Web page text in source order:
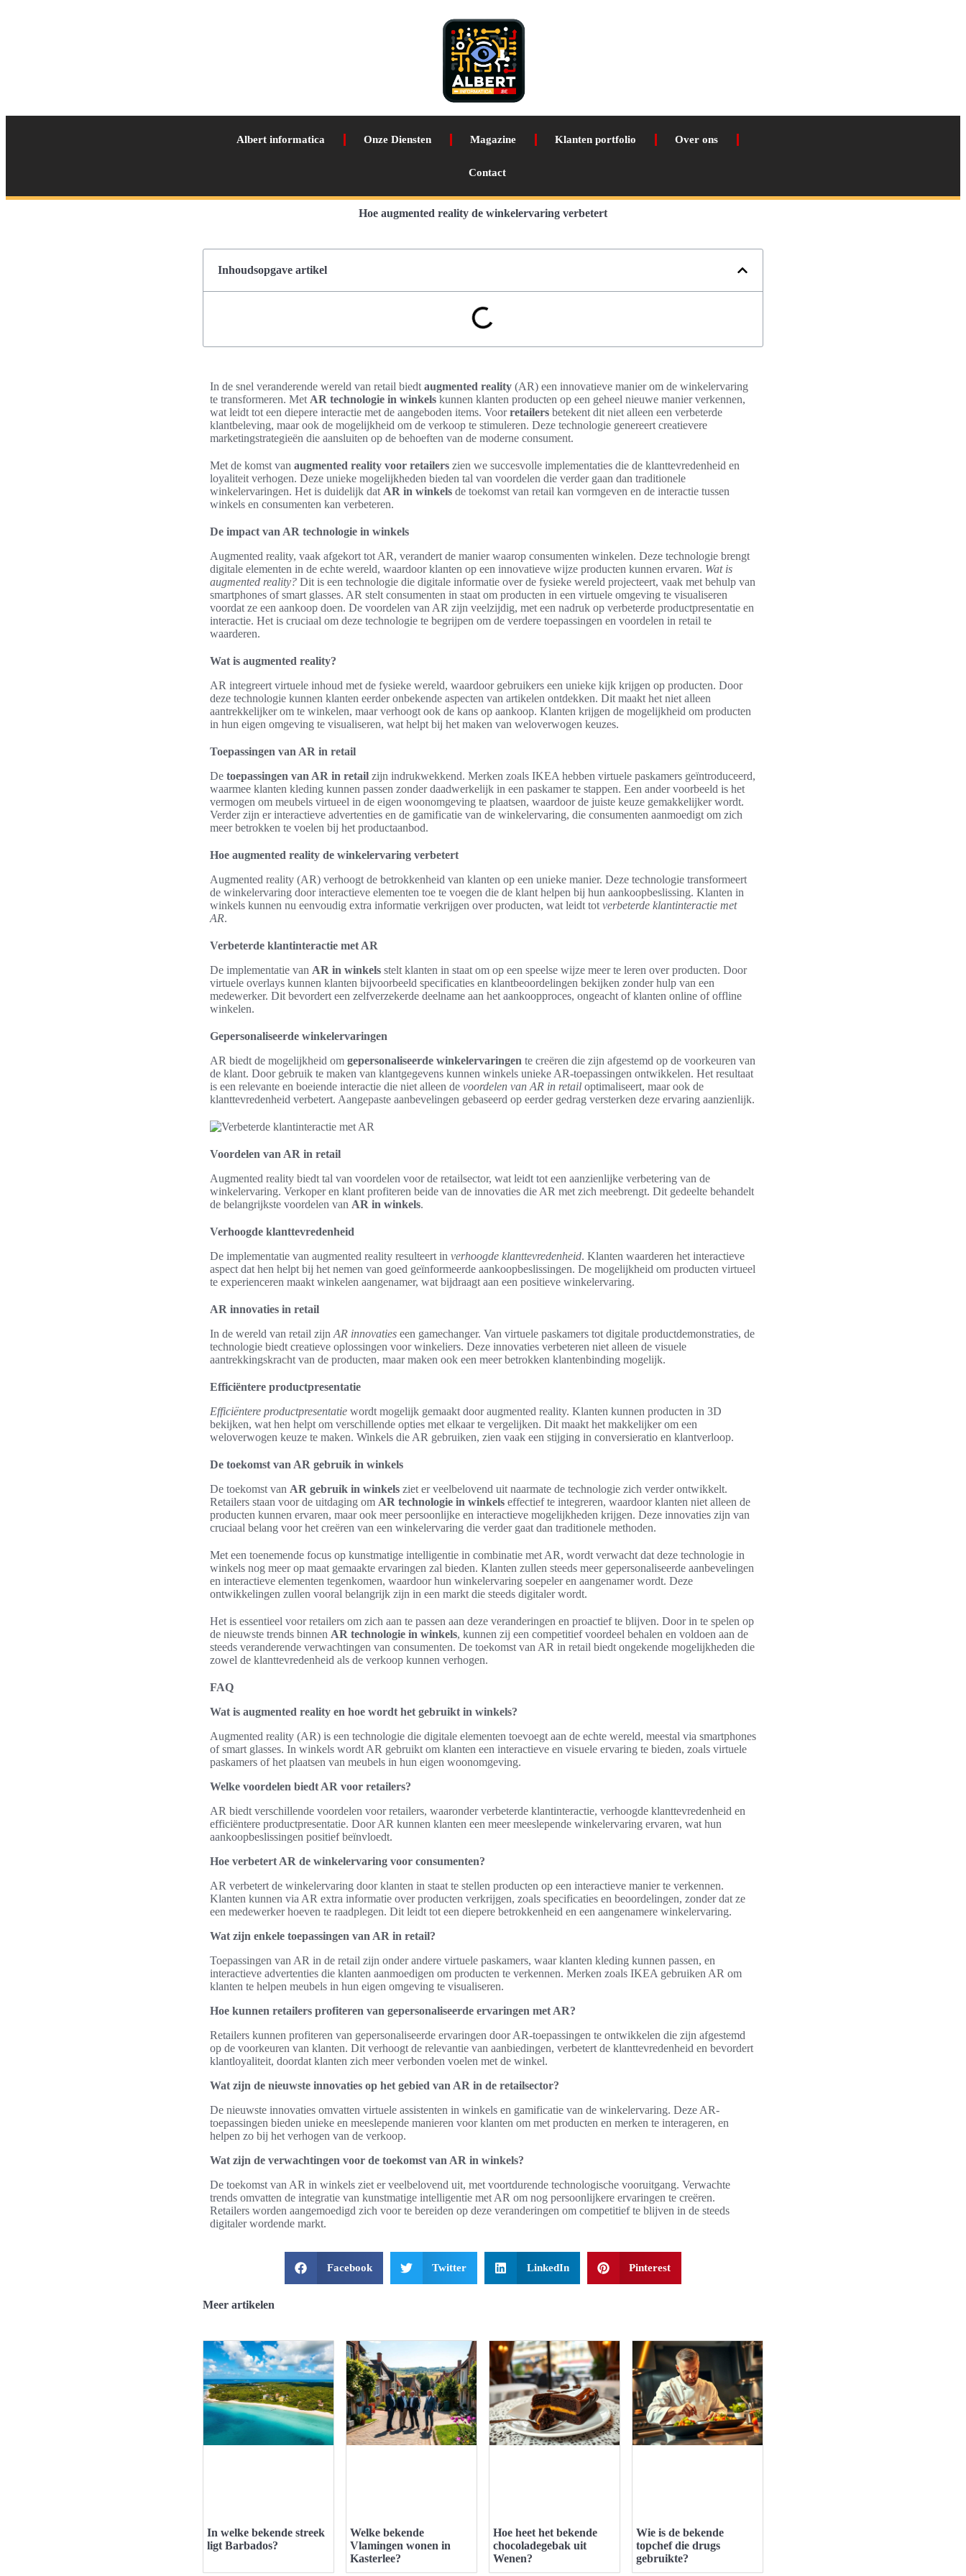
Albert informatica Onze Diensten Magazine Klanten portfolio Over ons
Contact
Hoe augmented reality de winkelervaring verbetert
Inhoudsopgave artikel
In de snel veranderende wereld van retail biedt augmented reality (AR) een innovatieve manier om de winkelervaring
te transformeren. Met AR technologie in winkels kunnen klanten producten op een geheel nieuwe manier verkennen,
wat leidt tot een diepere interactie met de aangeboden items. Voorretailers betekent dit niet alleen een verbeterde
klantbeleving, maar ook de mogelijkheid om de verkoop te stimuleren. Deze technologie genereert creatievere
marketingstrategieën die aansluiten op de behoeften van de moderne consument.
Met de komst van augmented reality voor retailers zien we succesvolle implementaties die de klanttevredenheid en
loyaliteit verhogen. Deze unieke mogelijkheden bieden tal van voordelen die verder gaan dan traditionele
winkelervaringen. Het is duidelijk dat AR in winkels de toekomst van retail kan vormgeven en de interactie tussen
winkels en consumenten kan verbeteren.
De impact van AR technologie in winkels
Augmented reality, vaak afgekort tot AR, verandert de manier waarop consumenten winkelen. Deze technologie brengt
digitale elementen in de echte wereld, waardoor klanten op een innovatieve wijze producten kunnen ervaren. Wat is
augmented reality? Dit is een technologie die digitale informatie over de fysieke wereld projecteert, vaak met behulp van
smartphones of smart glasses. AR stelt consumenten in staat om producten in een virtuele omgeving te visualiseren
voordat ze een aankoop doen. De voordelen van AR zijn veelzijdig, met een nadruk op verbeterde productpresentatie en
interactie. Het is cruciaal om deze technologie te begrijpen om de verdere toepassingen en voordelen in retail te
waarderen.
Wat is augmented reality?
AR integreert virtuele inhoud met de fysieke wereld, waardoor gebruikers een unieke kijk krijgen op producten. Door
deze technologie kunnen klanten eerder onbekende aspecten van artikelen ontdekken. Dit maakt het niet alleen
aantrekkelijker om te winkelen, maar verhoogt ook de kans op aankoop. Klanten krijgen de mogelijkheid om producten
in hun eigen omgeving te visualiseren, wat helpt bij het maken van weloverwogen keuzes.
Toepassingen van AR in retail
De toepassingen van AR in retail zijn indrukwekkend. Merken zoals IKEA hebben virtuele paskamers geïntroduceerd,
waarmee klanten kleding kunnen passen zonder daadwerkelijk in een paskamer te stappen. Een ander voorbeeld is het
vermogen om meubels virtueel in de eigen woonomgeving te plaatsen, waardoor de juiste keuze gemakkelijker wordt.
Verder zijn er interactieve advertenties en de gamificatie van de winkelervaring, die consumenten aanmoedigt om zich
meer betrokken te voelen bij het productaanbod.
Hoe augmented reality de winkelervaring verbetert
Augmented reality (AR) verhoogt de betrokkenheid van klanten op een unieke manier. Deze technologie transformeert
de winkelervaring door interactieve elementen toe te voegen die de klant helpen bij hun aankoopbeslissing. Klanten in
winkels kunnen nu eenvoudig extra informatie verkrijgen over producten, wat leidt tot verbeterde klantinteractie met
AR.
Verbeterde klantinteractie met AR
De implementatie van AR in winkels stelt klanten in staat om op een speelse wijze meer te leren over producten. Door
virtuele overlays kunnen klanten bijvoorbeeld specificaties en klantbeoordelingen bekijken zonder hulp van een
medewerker. Dit bevordert een zelfverzekerde deelname aan het aankoopproces, ongeacht of klanten online of offline
winkelen.
Gepersonaliseerde winkelervaringen
AR biedt de mogelijkheid om gepersonaliseerde winkelervaringen te creëren die zijn afgestemd op de voorkeuren van
de klant. Door gebruik te maken van klantgegevens kunnen winkels unieke AR-toepassingen ontwikkelen. Het resultaat
is een relevante en boeiende interactie die niet alleen de voordelen van AR in retail optimaliseert, maar ook de
klanttevredenheid verbetert. Aangepaste aanbevelingen gebaseerd op eerder gedrag versterken deze ervaring aanzienlijk.
Voordelen van AR in retail
Augmented reality biedt tal van voordelen voor de retailsector, wat leidt tot een aanzienlijke verbetering van de
winkelervaring. Verkoper en klant profiteren beide van de innovaties die AR met zich meebrengt. Dit gedeelte behandelt
de belangrijkste voordelen van AR in winkels.
Verhoogde klanttevredenheid
De implementatie van augmented reality resulteert in verhoogde klanttevredenheid. Klanten waarderen het interactieve
aspect dat hen helpt bij het nemen van goed geïnformeerde aankoopbeslissingen. De mogelijkheid om producten virtueel
te experienceren maakt winkelen aangenamer, wat bijdraagt aan een positieve winkelervaring.
AR innovaties in retail
In de wereld van retail zijn AR innovaties een gamechanger. Van virtuele paskamers tot digitale productdemonstraties, de
technologie biedt creatieve oplossingen voor winkeliers. Deze innovaties verbeteren niet alleen de visuele
aantrekkingskracht van de producten, maar maken ook een meer betrokken klantenbinding mogelijk.
Efficiëntere productpresentatie
Efficiëntere productpresentatie wordt mogelijk gemaakt door augmented reality. Klanten kunnen producten in 3D
bekijken, wat hen helpt om verschillende opties met elkaar te vergelijken. Dit maakt het makkelijker om een
weloverwogen keuze te maken. Winkels die AR gebruiken, zien vaak een stijging in conversieratio en klantverloop.
De toekomst van AR gebruik in winkels
De toekomst van AR gebruik in winkels ziet er veelbelovend uit naarmate de technologie zich verder ontwikkelt.
Retailers staan voor de uitdaging om AR technologie in winkels effectief te integreren, waardoor klanten niet alleen de
producten kunnen ervaren, maar ook meer persoonlijke en interactieve mogelijkheden krijgen. Deze innovaties zijn van
cruciaal belang voor het creëren van een winkelervaring die verder gaat dan traditionele methoden.
Met een toenemende focus op kunstmatige intelligentie in combinatie met AR, wordt verwacht dat deze technologie in
winkels nog meer op maat gemaakte ervaringen zal bieden. Klanten zullen steeds meer gepersonaliseerde aanbevelingen
en interactieve elementen tegenkomen, waardoor hun winkelervaring soepeler en aangenamer wordt. Deze
ontwikkelingen zullen vooral belangrijk zijn in een markt die steeds digitaler wordt.
Het is essentieel voor retailers om zich aan te passen aan deze veranderingen en proactief te blijven. Door in te spelen op
de nieuwste trends binnen AR technologie in winkels, kunnen zij een competitief voordeel behalen en voldoen aan de
steeds veranderende verwachtingen van consumenten. De toekomst van AR in retail biedt ongekende mogelijkheden die
zowel de klanttevredenheid als de verkoop kunnen verhogen.
FAQ
Wat is augmented reality en hoe wordt het gebruikt in winkels?
Augmented reality (AR) is een technologie die digitale elementen toevoegt aan de echte wereld, meestal via smartphones
of smart glasses. In winkels wordt AR gebruikt om klanten een interactieve en visuele ervaring te bieden, zoals virtuele
paskamers of het plaatsen van meubels in hun eigen woonomgeving.
Welke voordelen biedt AR voor retailers?
AR biedt verschillende voordelen voor retailers, waaronder verbeterde klantinteractie, verhoogde klanttevredenheid en
efficiëntere productpresentatie. Door AR kunnen klanten een meer meeslepende winkelervaring ervaren, wat hun
aankoopbeslissingen positief beïnvloedt.
Hoe verbetert AR de winkelervaring voor consumenten?
AR verbetert de winkelervaring door klanten in staat te stellen producten op een interactieve manier te verkennen.
Klanten kunnen via AR extra informatie over producten verkrijgen, zoals specificaties en beoordelingen, zonder dat ze
een medewerker hoeven te raadplegen. Dit leidt tot een diepere betrokkenheid en een aangenamere winkelervaring.
Wat zijn enkele toepassingen van AR in retail?
Toepassingen van AR in de retail zijn onder andere virtuele paskamers, waar klanten kleding kunnen passen, en
interactieve advertenties die klanten aanmoedigen om producten te verkennen. Merken zoals IKEA gebruiken AR om
klanten te helpen meubels in hun eigen omgeving te visualiseren.
Hoe kunnen retailers profiteren van gepersonaliseerde ervaringen met AR?
Retailers kunnen profiteren van gepersonaliseerde ervaringen door AR-toepassingen te ontwikkelen die zijn afgestemd
op de voorkeuren van klanten. Dit verhoogt de relevantie van aanbiedingen, verbetert de klanttevredenheid en bevordert
klantloyaliteit, doordat klanten zich meer verbonden voelen met de winkel.
Wat zijn de nieuwste innovaties op het gebied van AR in de retailsector?
De nieuwste innovaties omvatten virtuele assistenten in winkels en gamificatie van de winkelervaring. Deze AR-
toepassingen bieden unieke en meeslepende manieren voor klanten om met producten en merken te interageren, en
helpen zo bij het verhogen van de verkoop.
Wat zijn de verwachtingen voor de toekomst van AR in winkels?
De toekomst van AR in winkels ziet er veelbelovend uit, met voortdurende technologische vooruitgang. Verwachte
trends omvatten de integratie van kunstmatige intelligentie met AR om nog persoonlijkere ervaringen te creëren.
Retailers worden aangemoedigd zich voor te bereiden op deze veranderingen om competitief te blijven in de steeds
digitaler wordende markt.
Facebook Twitter LinkedIn Pinterest
Meer artikelen
In welke bekende streek
ligt Barbados?
Welke bekende
Vlamingen wonen in
Kasterlee?
Hoe heet het bekende
chocoladegebak uit
Wenen?
Wie is de bekende
topchef die drugs
gebruikte?